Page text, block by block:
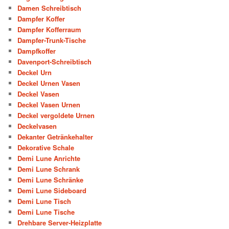
Damen Schreibtisch
Dampfer Koffer
Dampfer Kofferraum
Dampfer-Trunk-Tische
Dampfkoffer
Davenport-Schreibtisch
Deckel Urn
Deckel Urnen Vasen
Deckel Vasen
Deckel Vasen Urnen
Deckel vergoldete Urnen
Deckelvasen
Dekanter Getränkehalter
Dekorative Schale
Demi Lune Anrichte
Demi Lune Schrank
Demi Lune Schränke
Demi Lune Sideboard
Demi Lune Tisch
Demi Lune Tische
Drehbare Server-Heizplatte